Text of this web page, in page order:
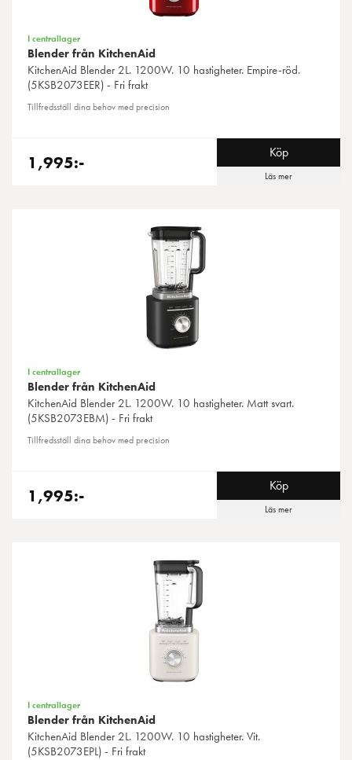
I centrallager
Blender från KitchenAid
KitchenAid Blender 2L. 1200W. 10 hastigheter. Empire-röd.
(5KSB2073EER) - Fri frakt
Tillfredsställ dina behov med precision
1,995:- Köp
Läs mer
I centrallager
Blender från KitchenAid
KitchenAid Blender 2L. 1200W. 10 hastigheter. Matt svart.
(5KSB2073EBM) - Fri frakt
Tillfredsställ dina behov med precision
1,995:- Köp
Läs mer
I centrallager
Blender från KitchenAid
KitchenAid Blender 2L. 1200W. 10 hastigheter. Vit.
(5KSB2073EPL) - Fri frakt